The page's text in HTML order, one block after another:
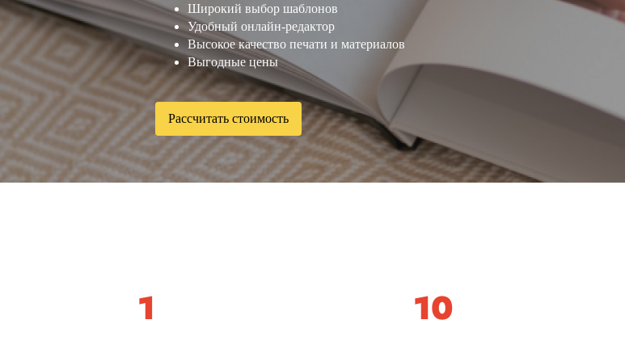
Широкий выбор шаблонов
Удобный онлайн-редактор
Высокое качество печати и материалов
Выгодные цены
Рассчитать стоимость